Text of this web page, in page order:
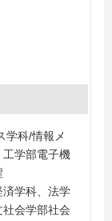
学科/情報メ
学部電子機
学科、法学
会学部社会